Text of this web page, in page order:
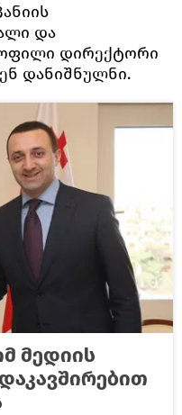
და
დირექტორი
დანიშნულნი.
მედიის